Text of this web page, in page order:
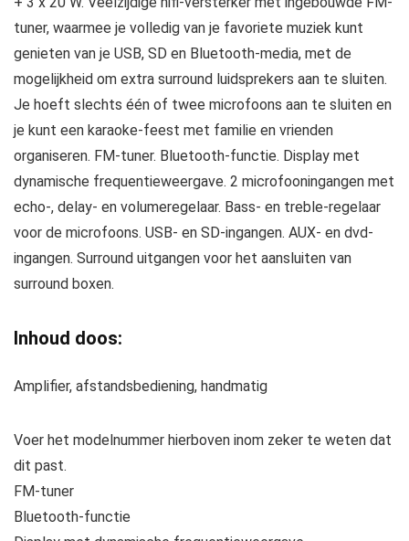
tuner, waarmee je volledig van je favoriete muziek kunt
genieten van je USB, SD en Bluetooth-media, met de
mogelijkheid om extra surround luidsprekers aan te sluiten.
Je hoeft slechts één of twee microfoons aan te sluiten en
je kunt een karaoke-feest met familie en vrienden
organiseren. FM-tuner. Bluetooth-functie. Display met
dynamische frequentieweergave. 2 microfooningangen met
echo-, delay- en volumeregelaar. Bass- en treble-regelaar
voor de microfoons. USB- en SD-ingangen. AUX- en dvd-
ingangen. Surround uitgangen voor het aansluiten van
surround boxen.
Inhoud doos:
Amplifier, afstandsbediening, handmatig
Voer het modelnummer hierboven inom zeker te weten dat
dit past.
FM-tuner
Bluetooth-functie